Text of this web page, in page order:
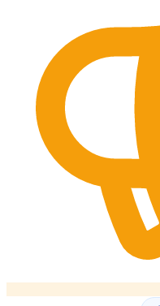
Studio
Consulenza SEO
Come funziona
Lingua
🇪🇸 ES
🇬🇧 EN 🇫🇷 FR
Accedi